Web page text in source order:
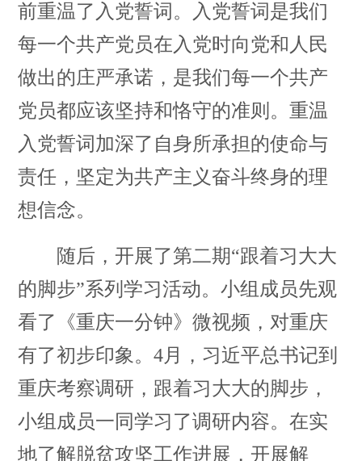
前重温了入党誓词。入党誓词是我们
每一个共产党员在入党时向党和人民
做出的庄严承诺，是我们每一个共产
党员都应该坚持和恪守的准则。重温
入党誓词加深了自身所承担的使命与
责任，坚定为共产主义奋斗终身的理
想信念。
随后，开展了第二期“跟着习大大
的脚步”系列学习活动。小组成员先观
看了《重庆一分钟》微视频，对重庆
有了初步印象。 4月，习近平总书记到
重庆考察调研，跟着习大大的脚步，
小组成员一同学习了调研内容。在实
地了解脱贫攻坚工作进展，开展解